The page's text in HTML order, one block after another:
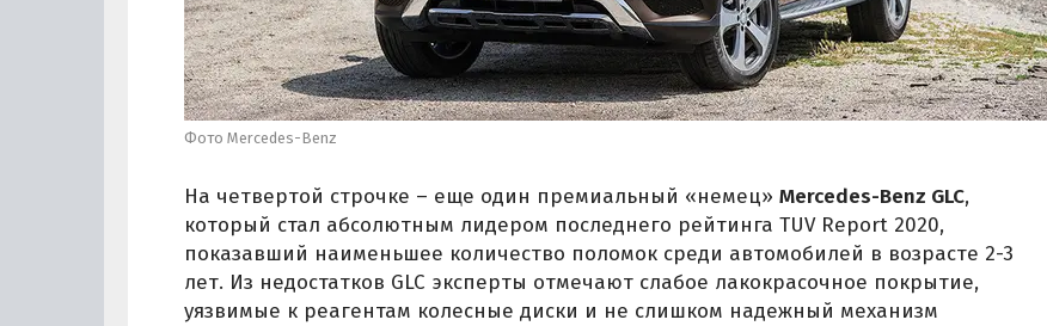
Фото Mercedes-Benz
На четвертой строчке – еще один премиальный «немец» Mercedes-Benz GLC,
который стал абсолютным лидером последнего рейтинга TUV Report 2020,
показавший наименьшее количество поломок среди автомобилей в возрасте 2-3
лет. Из недостатков GLC эксперты отмечают слабое лакокрасочное покрытие,
уязвимые к реагентам колесные диски и не слишком надежный механизм